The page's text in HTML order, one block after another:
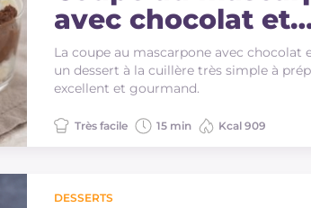
avec chocolat et
meringues
La coupe au mascarpone avec chocolat
un dessert à la cuillère très simple à
excellent et gourmand.
Très facile 15 min Kcal 909
DESSERTS